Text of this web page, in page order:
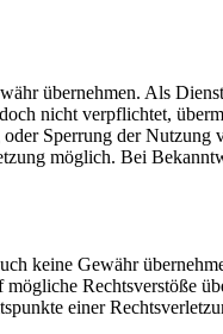
übernehmen. Als
nicht verpflichtet,
Sperrung der Nutzung
möglich. Bei
keine Gewähr
Rechtsverstöße
einer